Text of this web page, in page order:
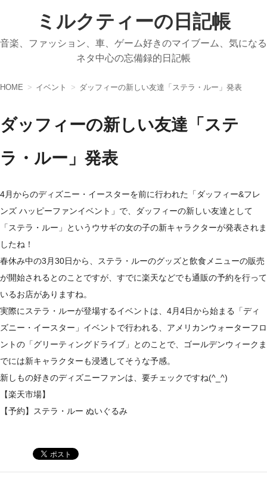
ミルクティーの日記帳
音楽、ファッション、車、ゲーム好きのマイブーム、気になる
ネタ中心の忘備録的日記帳
HOME イベント ダッフィーの新しい友達「ステラ・ルー」発表
ダッフィーの新しい友達「ステ
ラ・ルー」発表
4月からのディズニー・イースターを前に行われた「ダッフィー&フレ
ンズ ハッピーファンイベント」で、ダッフィーの新しい友達として
「ステラ・ルー」というウサギの女の子の新キャラクターが発表されま
したね！
春休み中の3月30日から、ステラ・ルーのグッズと飲食メニューの販売
が開始されるとのことですが、すでに楽天などでも通販の予約を行って
いるお店がありますね。
実際にステラ・ルーが登場するイベントは、4月4日から始まる「ディ
ズニー・イースター」イベントで行われる、アメリカンウォーターフロ
ントの「グリーティングドライブ」とのことで、ゴールデンウィークま
でには新キャラクターも浸透してそうな予感。
新しもの好きのディズニーファンは、要チェックですね(^_^)
【楽天市場】
【予約】ステラ・ルー ぬいぐるみ